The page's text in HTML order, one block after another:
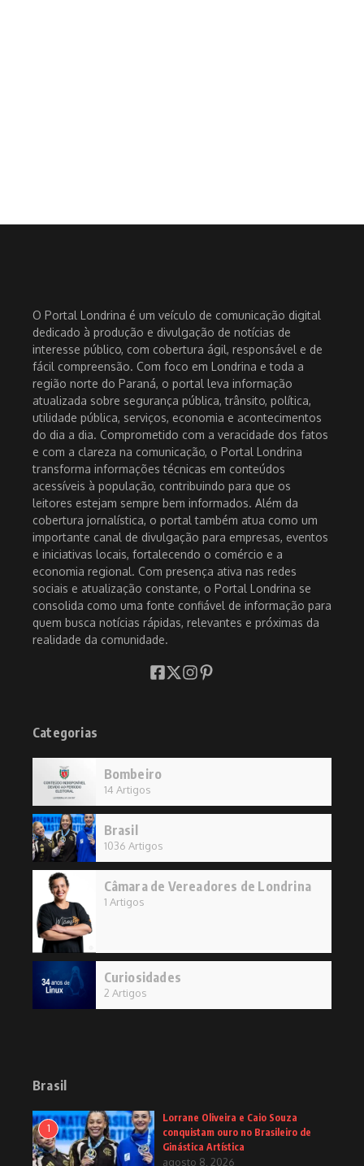
O Portal Londrina é um veículo de comunicação digital
dedicado à produção e divulgação de notícias de
interesse público, com cobertura ágil, responsável e de
fácil compreensão. Com foco em Londrina e toda a
região norte do Paraná, o portal leva informação
atualizada sobre segurança pública, trânsito, política,
utilidade pública, serviços, economia e acontecimentos
do dia a dia. Comprometido com a veracidade dos fatos
e com a clareza na comunicação, o Portal Londrina
transforma informações técnicas em conteúdos
acessíveis à população, contribuindo para que os
leitores estejam sempre bem informados. Além da
cobertura jornalística, o portal também atua como um
importante canal de divulgação para empresas, eventos
e iniciativas locais, fortalecendo o comércio e a
economia regional. Com presença ativa nas redes
sociais e atualização constante, o Portal Londrina se
consolida como uma fonte confiável de informação para
quem busca notícias rápidas, relevantes e próximas da
realidade da comunidade.
Categorias
Bombeiro
14 Artigos
Brasil
1036 Artigos
Câmara de Vereadores de Londrina
1 Artigos
Curiosidades
2 Artigos
Brasil
1
Lorrane Oliveira e Caio Souza
conquistam ouro no Brasileiro de
Ginástica Artística
agosto 8, 2026